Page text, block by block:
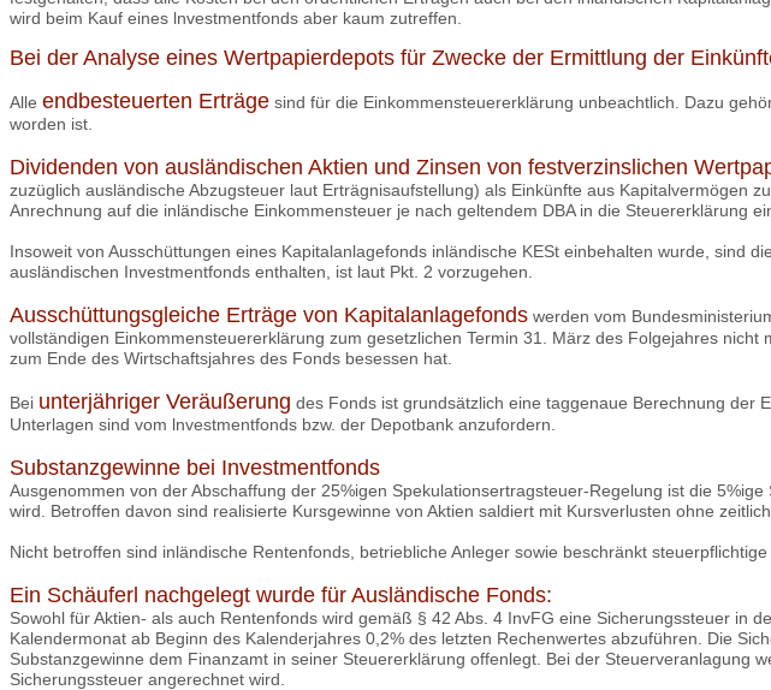
wird beim Kauf eines lnvestmentfonds aber kaum zutreffen.
Bei der Analyse eines Wertpapierdepots für Zwecke der Ermittlung der
Alle endbesteuerten Erträge sind für die Einkommensteuererklärung unbeachtlich. Dazu
worden ist.
Dividenden von ausländischen Aktien und Zinsen von festverzinslichen
zuzüglich ausländische Abzugsteuer laut Erträgnisaufstellung) als Einkünfte aus Kapitalvermögen
Anrechnung auf die inländische Einkommensteuer je nach geltendem DBA in die Steuererklärung
Insoweit von Ausschüttungen eines Kapitalanlagefonds inländische KESt einbehalten wurde, sind
ausländischen Investmentfonds enthalten, ist laut Pkt. 2 vorzugehen.
Ausschüttungsgleiche Erträge von Kapitalanlagefonds werden vom
vollständigen Einkommensteuererklärung zum gesetzlichen Termin 31. März des Folgejahres
zum Ende des Wirtschaftsjahres des Fonds besessen hat.
Bei unterjähriger Veräußerung des Fonds ist grundsätzlich eine taggenaue Berechnung der
Unterlagen sind vom lnvestmentfonds bzw. der Depotbank anzufordern.
Substanzgewinne bei Investmentfonds
Ausgenommen von der Abschaffung der 25%igen Spekulationsertragsteuer-Regelung ist die
wird. Betroffen davon sind realisierte Kursgewinne von Aktien saldiert mit Kursverlusten ohne
Nicht betroffen sind inländische Rentenfonds, betriebliche Anleger sowie beschränkt
Ein Schäuferl nachgelegt wurde für Ausländische Fonds:
Sowohl für Aktien- als auch Rentenfonds wird gemäß § 42 Abs. 4 InvFG eine Sicherungssteuer
Kalendermonat ab Beginn des Kalenderjahres 0,2% des letzten Rechenwertes abzuführen. Die
Substanzgewinne dem Finanzamt in seiner Steuererklärung offenlegt. Bei der
Sicherungssteuer angerechnet wird.